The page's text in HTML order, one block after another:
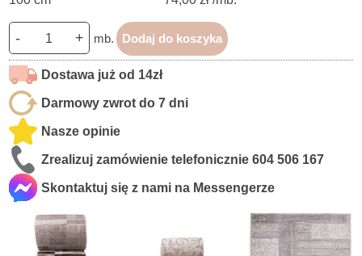
- + mb. Dodaj do koszyka
Dostawa już od 14zł
Darmowy zwrot do 7 dni
Nasze opinie
Zrealizuj zamówienie telefonicznie604 506 167
Skontaktuj się z nami na Messengerze